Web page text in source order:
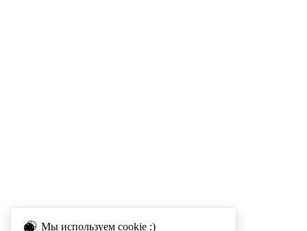
Мы используем cookie :)